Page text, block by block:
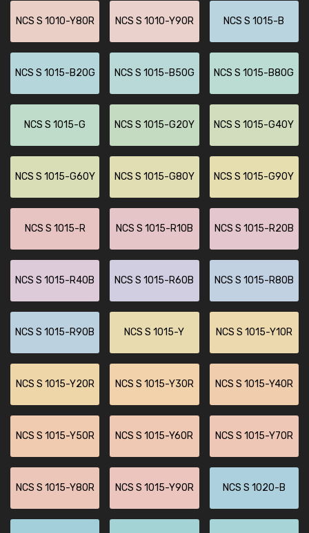
NCS S 1010-Y80R NCS S 1010-Y90R NCS S 1015-B
NCS S 1015-B20G NCS S 1015-B50G NCS S 1015-B80G
NCS S 1015-G NCS S 1015-G20Y NCS S 1015-G40Y
NCS S 1015-G60Y NCS S 1015-G80Y NCS S 1015-G90Y
NCS S 1015-R NCS S 1015-R10B NCS S 1015-R20B
NCS S 1015-R40B NCS S 1015-R60B NCS S 1015-R80B
NCS S 1015-R90B NCS S 1015-Y NCS S 1015-Y10R
NCS S 1015-Y20R NCS S 1015-Y30R NCS S 1015-Y40R
NCS S 1015-Y50R NCS S 1015-Y60R NCS S 1015-Y70R
NCS S 1015-Y80R NCS S 1015-Y90R NCS S 1020-B